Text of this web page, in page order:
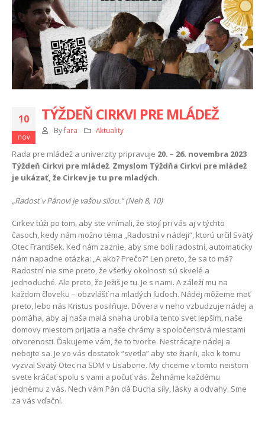
10
nov
TÝŽDEŇ CIRKVI PRE MLÁDEŽ
By fara Aktuality
Rada pre mládež a univerzity pripravuje 20. – 26. novembra 2023
Týždeň Cirkvi pre mládež. Zmyslom Týždňa Cirkvi pre mládež
je ukázať, že Cirkev je tu pre mladých.
„Radosť v Pánovi je vašou silou.“ (Neh 8, 10)
Cirkev túži po tom, aby ste vnímali, že stojí pri vás aj v týchto
časoch, kedy nám možno téma „Radostní v nádeji“, ktorú určil Svätý
Otec František. Keď nám zaznie, aby sme boli radostní, automaticky
nám napadne otázka: „A ako? Prečo?“ Len preto, že sa to má?
Radostní nie sme preto, že všetky okolnosti sú skvelé a
jednoduché. Ale preto, že Ježiš je tu. Je s nami. A záleží mu na
každom človeku – obzvlášť na mladých ľuďoch. Nádej môžeme mať
preto, lebo nás Kristus posilňuje. Dôvera v neho vzbudzuje nádej a
pomáha, aby aj naša malá snaha urobila tento svet lepším, naše
domovy miestom prijatia a naše chrámy a spoločenstvá miestami
otvorenosti. Ďakujeme vám, že to tvoríte. Nestrácajte nádej a
nebojte sa. Je vo vás dostatok “svetla” aby ste žiarili, ako k tomu
vyzval Svätý Otec na SDM v Lisabone. My chceme v tomto neistom
svete kráčať spolu s vami a počuť vás. Žehnáme každému
jednému z vás. Nech vám Pán dá Ducha sily, lásky a odvahy. Sme
za vás vďační.